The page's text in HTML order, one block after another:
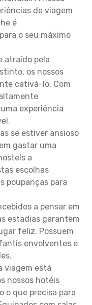
de viagem
é
o seu máximo
atraído pela
os nossos
cativá-lo. Com
experiência
se estiver ansioso
gastar uma
a
escolhas
poupanças para
a pensar em
estadias garantem
feliz. Possuem
envolventes e
viagem está
nossos hotéis
o que precisa para